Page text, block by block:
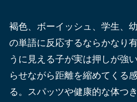
褐色、ボーイッシュ、学生、
の単語に反応するならかなり
うに見える子が実は押しが強
らせながら距離を縮めてくる
る。スパッツや健康的な体つ